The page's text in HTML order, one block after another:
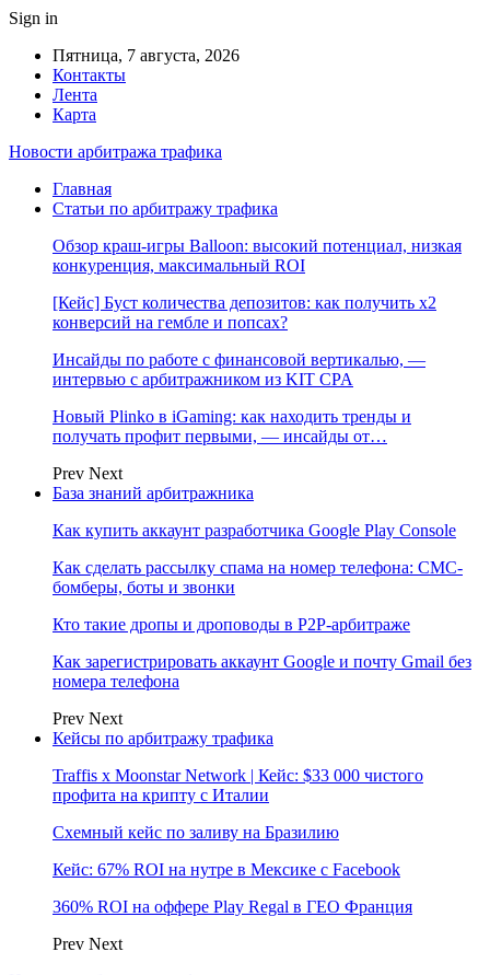
Sign in
Пятница, 7 августа, 2026
Контакты
Лента
Карта
Новости арбитража трафика
Главная
Статьи по арбитражу трафика
Обзор краш-игры Balloon: высокий потенциал, низкая
конкуренция, максимальный ROI
[Кейс] Буст количества депозитов: как получить х2
конверсий на гембле и попсах?
Инсайды по работе с финансовой вертикалью, —
интервью с арбитражником из KIT CPA
Новый Plinko в iGaming: как находить тренды и
получать профит первыми, — инсайды от…
Prev Next
База знаний арбитражника
Как купить аккаунт разработчика Google Play Console
Как сделать рассылку спама на номер телефона: СМС-
бомберы, боты и звонки
Кто такие дропы и дроповоды в P2P-арбитраже
Как зарегистрировать аккаунт Google и почту Gmail без
номера телефона
Prev Next
Кейсы по арбитражу трафика
Traffis x Moonstar Network | Кейс: $33 000 чистого
профита на крипту с Италии
Схемный кейс по заливу на Бразилию
Кейс: 67% ROI на нутре в Мексике с Facebook
360% ROI на оффере Play Regal в ГЕО Франция
Prev Next